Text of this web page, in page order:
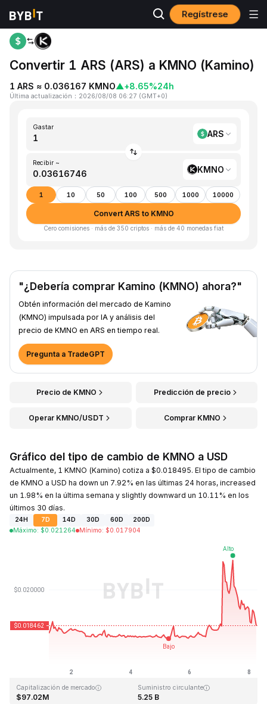
Regístrese
Inicio ARS to KMNO
Convertir 1 ARS (ARS) a KMNO (Kamino)
1 ARS ≈ 0.036167 KMNO▲+8.65%24h
Última actualización ： 2026/08/08 06:27 (GMT+0)
Gastar
ARS
Recibir ~
KMNO
1 10 50 100 500 1000 10000
Convert ARS to KMNO
Cero comisiones · más de 350 criptos · más de 40 monedas fiat
"¿Debería comprar Kamino (KMNO) ahora?"
Obtén información del mercado de Kamino
(KMNO) impulsada por IA y análisis del
precio de KMNO en ARS en tiempo real.
Pregunta a TradeGPT
Precio de KMNO Predicción de precio
Operar KMNO/USDT Comprar KMNO
Gráfico del tipo de cambio de KMNO a USD
Actualmente, 1 KMNO (Kamino) cotiza a $0.018495. El tipo de cambio
de KMNO a USD ha down un 7.92% en las últimas 24 horas, increased
un 1.98% en la última semana y slightly downward un 10.11% en los
últimos 30 días.
24H 7D 14D 30D 60D
200D
Máximo: $0.021264 Mínimo: $0.017904
Capitalización de mercado
$97.02M
Suministro circulante
5.25 B